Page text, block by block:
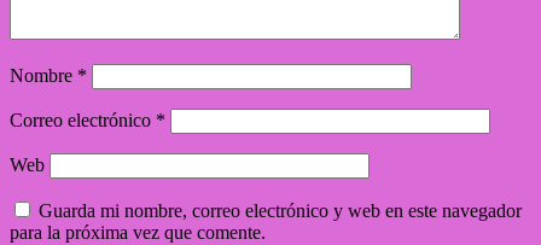
Nombre *
Correo electrónico *
Web
Guarda mi nombre, correo electrónico y web en este navegador
para la próxima vez que comente.